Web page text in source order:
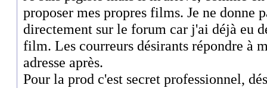
proposer mes propres films. Je ne donne
directement sur le forum car j'ai déjà eu
film. Les courreurs désirants répondre à
adresse après.
Pour la prod c'est secret professionnel,